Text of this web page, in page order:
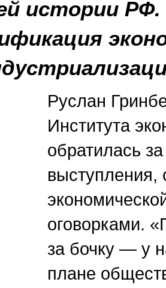
истории РФ.
Руслан
Института
обратилась
выступления,
оговорками.
за бочку — у
плане